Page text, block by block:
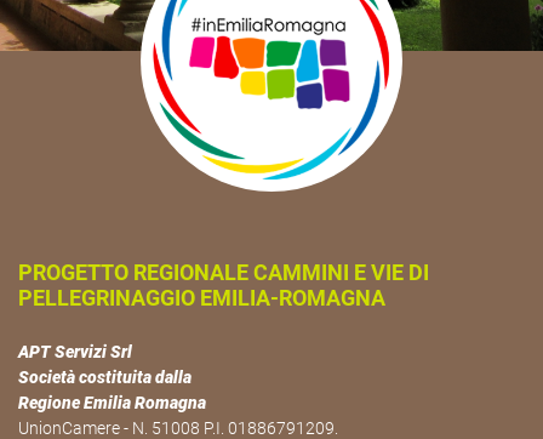
PROGETTO REGIONALE CAMMINI E VIE DI
PELLEGRINAGGIO EMILIA-ROMAGNA
APT Servizi Srl
Società costituita dalla
Regione Emilia Romagna
UnionCamere - N. 51008 P.I. 01886791209.